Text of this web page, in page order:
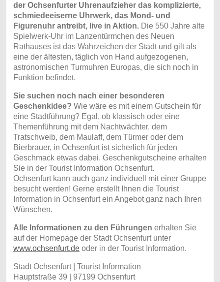
der Ochsenfurter Uhrenaufzieher das komplizierte,
schmiedeeiserne Uhrwerk, das Mond- und
Figurenuhr antreibt, live in Aktion. Die 550 Jahre alte
Spielwerk-Uhr im Lanzentürmchen des Neuen
Rathauses ist das Wahrzeichen der Stadt und gilt als
eine der ältesten, täglich von Hand aufgezogenen,
astronomischen Turmuhren Europas, die sich noch in
Funktion befindet.
Sie suchen noch nach einer besonderen
Geschenkidee? Wie wäre es mit einem Gutschein für
eine Stadtführung? Egal, ob klassisch oder eine
Themenführung mit dem Nachtwächter, dem
Tratschweib, dem Maulaff, dem Türmer oder dem
Bierbrauer, in Ochsenfurt ist sicherlich für jeden
Geschmack etwas dabei. Geschenkgutscheine erhalten
Sie in der Tourist Information Ochsenfurt.
Ochsenfurt kann auch ganz individuell mit einer Gruppe
besucht werden! Gerne erstellt Ihnen die Tourist
Information in Ochsenfurt ein Angebot ganz nach Ihren
Wünschen.
Alle Informationen zu den Führungen erhalten Sie
auf der Homepage der Stadt Ochsenfurt unter
www.ochsenfurt.de oder in der Tourist Information.
Stadt Ochsenfurt | Tourist Information
Hauptstraße 39 | 97199 Ochsenfurt